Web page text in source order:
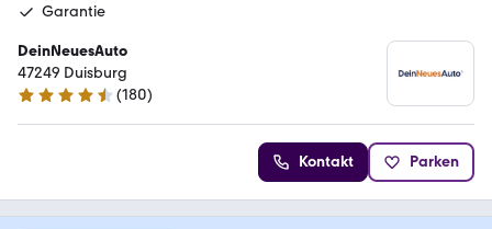
Garantie
DeinNeuesAuto
47249 Duisburg
4.7 Sterne
(180)
Kontakt Parken